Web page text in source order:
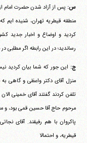
س: پس از آزاد شدن حضرت امام
منطقه قیطریه تهران، شنیده ایم
کردید و اوضاع و اخبار جدید
رساندید؛ در این رابطه اگر مطلبی
ج: این جور که شما بیان کردید
تلفن کردند گفتند آقای خمینی
مرحوم حاج آقا حسین قمی بود، و
پاکروان با هم رفیقند. آقای
قیطریه، و احتمالا